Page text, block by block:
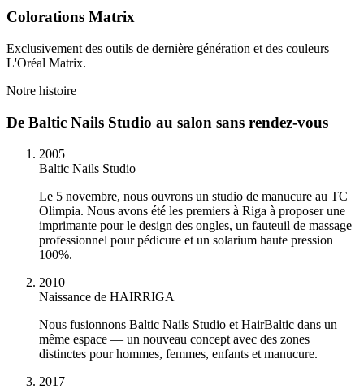
Colorations Matrix
Exclusivement des outils de dernière génération et des couleurs
L'Oréal Matrix.
Notre histoire
De Baltic Nails Studio au salon sans rendez-vous
2005
Baltic Nails Studio
Le 5 novembre, nous ouvrons un studio de manucure au TC
Olimpia. Nous avons été les premiers à Riga à proposer une
imprimante pour le design des ongles, un fauteuil de massage
professionnel pour pédicure et un solarium haute pression
100%.
2010
Naissance de HAIRRIGA
Nous fusionnons Baltic Nails Studio et HairBaltic dans un
même espace — un nouveau concept avec des zones
distinctes pour hommes, femmes, enfants et manucure.
2017